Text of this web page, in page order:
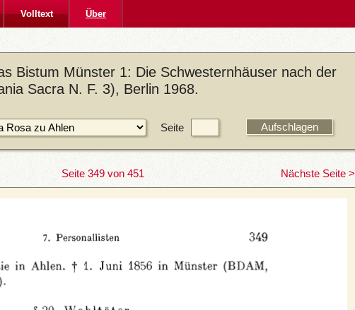
Volltext Über
Bistum Münster 1: Die Schwesternhäuser nach der
Sacra N. F. 3), Berlin 1968.
Seite
Seite 349 von 451 Nächste Seite >